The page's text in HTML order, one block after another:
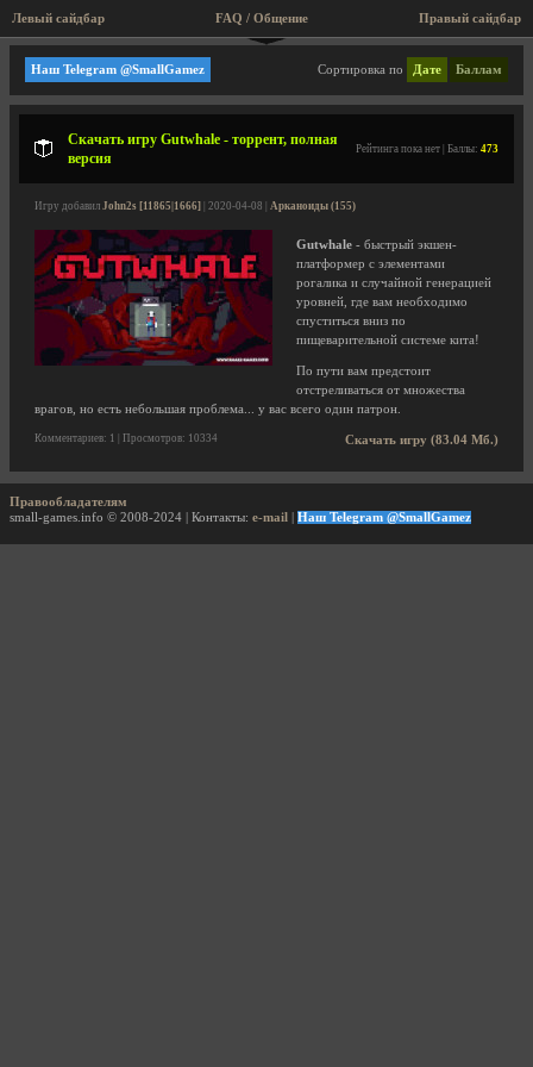
Левый сайдбар Правый сайдбар
FAQ / Общение
Franek
Сортировка по Дате Баллам
Наш Telegram @SmallGamez
Скачать игру Gutwhale - торрент, полная
версия
Рейтинга пока нет | Баллы: 473
Игру добавил John2s [11865|1666] | 2020-04-08 | Арканоиды (155)
Gutwhale - быстрый экшен-
платформер с элементами
рогалика и случайной генерацией
уровней, где вам необходимо
спуститься вниз по
пищеварительной системе кита!
По пути вам предстоит
отстреливаться от множества
врагов, но есть небольшая проблема... у вас всего один патрон.
Скачать игру (83.04 Мб.)
Комментариев: 1 | Просмотров: 10334
Правообладателям
small-games.info © 2008-2024 | Контакты: e-mail Наш Telegram @SmallGamez